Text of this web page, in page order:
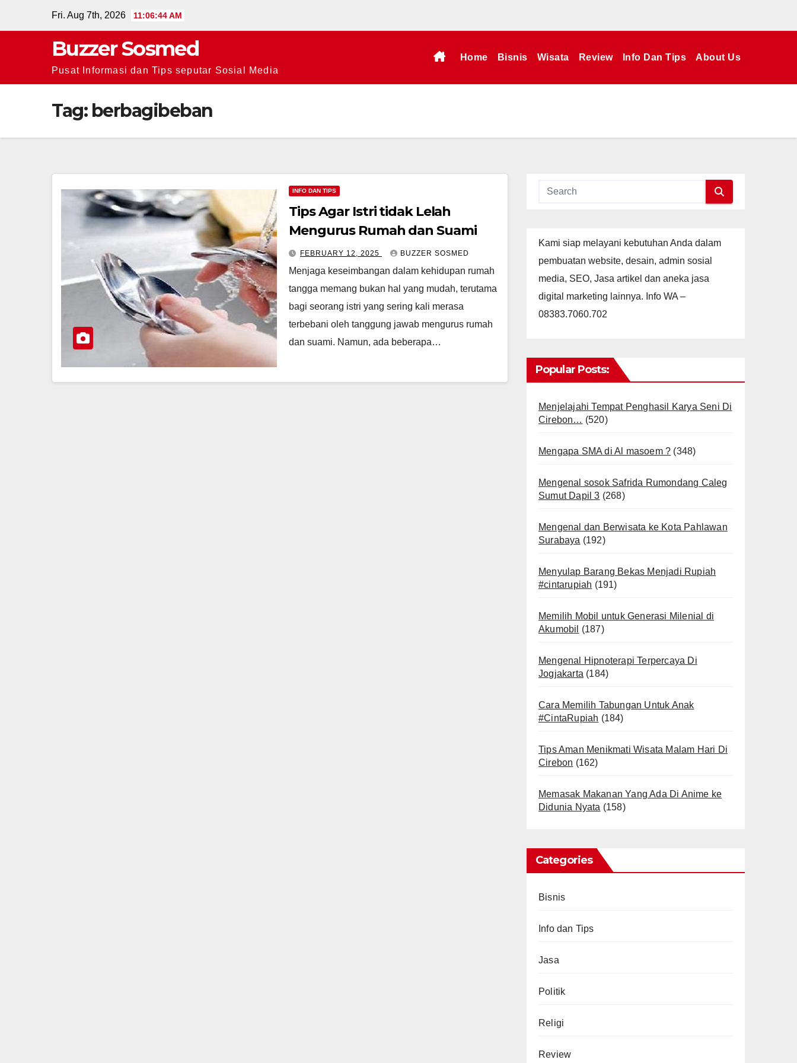
Fri. Aug 7th, 2026 11:06:45 AM
Buzzer Sosmed
Pusat Informasi dan Tips seputar Sosial Media
Home Bisnis Wisata Review Info Dan Tips About Us
Tag: berbagibeban
INFO DAN TIPS
Tips Agar Istri tidak Lelah
Mengurus Rumah dan Suami
FEBRUARY 12, 2025 BUZZER SOSMED
Menjaga keseimbangan dalam kehidupan rumah
tangga memang bukan hal yang mudah, terutama
bagi seorang istri yang sering kali merasa
terbebani oleh tanggung jawab mengurus rumah
dan suami. Namun, ada beberapa…
Kami siap melayani kebutuhan Anda dalam
pembuatan website, desain, admin sosial
media, SEO, Jasa artikel dan aneka jasa
digital marketing lainnya. Info WA –
08383.7060.702
Popular Posts:
Menjelajahi Tempat Penghasil Karya Seni Di
Cirebon… (520)
Mengapa SMA di Al masoem ? (348)
Mengenal sosok Safrida Rumondang Caleg
Sumut Dapil 3 (268)
Mengenal dan Berwisata ke Kota Pahlawan
Surabaya (192)
Menyulap Barang Bekas Menjadi Rupiah
#cintarupiah (191)
Memilih Mobil untuk Generasi Milenial di
Akumobil
(187)
Mengenal Hipnoterapi Terpercaya Di
Jogjakarta (184)
Cara Memilih Tabungan Untuk Anak
#CintaRupiah (184)
Tips Aman Menikmati Wisata Malam Hari Di
Cirebon (162)
Memasak Makanan Yang Ada Di Anime ke
Didunia Nyata (158)
Categories
Bisnis
Info dan Tips
Jasa
Politik
Religi
Review